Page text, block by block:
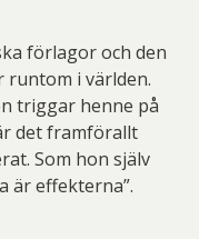
förlagor och den
i världen.
triggar henne på
det framförallt
Som hon själv
är effekterna”.